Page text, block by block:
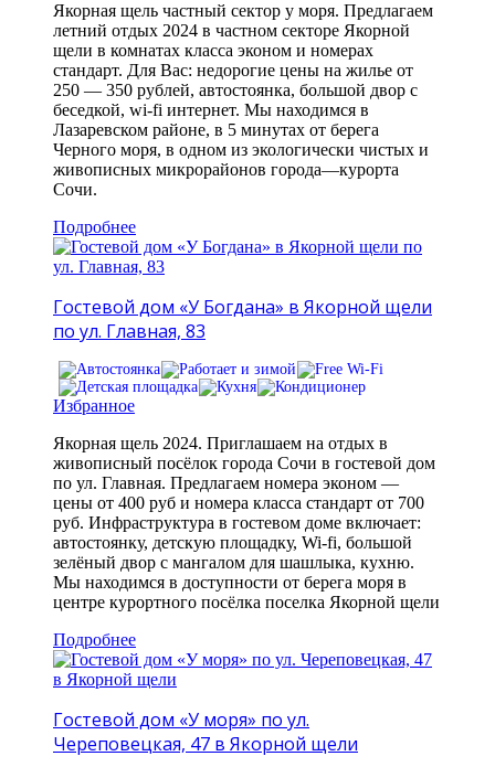
Якорная щель частный сектор у моря. Предлагаем
летний отдых 2024 в частном секторе Якорной
щели в комнатах класса эконом и номерах
стандарт. Для Вас: недорогие цены на жилье от
250 — 350 рублей, автостоянка, большой двор с
беседкой, wi-fi интернет. Мы находимся в
Лазаревском районе, в 5 минутах от берега
Черного моря, в одном из экологически чистых и
живописных микрорайонов города—курорта
Сочи.
Подробнее
Гостевой дом «У Богдана» в Якорной щели
по ул. Главная, 83
Избранное
Якорная щель 2024. Приглашаем на отдых в
живописный посёлок города Сочи в гостевой дом
по ул. Главная. Предлагаем номера эконом —
цены от 400 руб и номера класса стандарт от 700
руб. Инфраструктура в гостевом доме включает:
автостоянку, детскую площадку, Wi-fi, большой
зелёный двор с мангалом для шашлыка, кухню.
Мы находимся в доступности от берега моря в
центре курортного посёлка поселка Якорной щели
Подробнее
Гостевой дом «У моря» по ул.
Череповецкая, 47 в Якорной щели